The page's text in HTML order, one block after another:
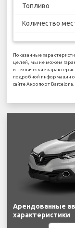
Топливо
Количество
Показанные
целей, мы не можем
и технические
подробной информации
сайте Аэропорт Barcelona.
Арендованные
характеристики